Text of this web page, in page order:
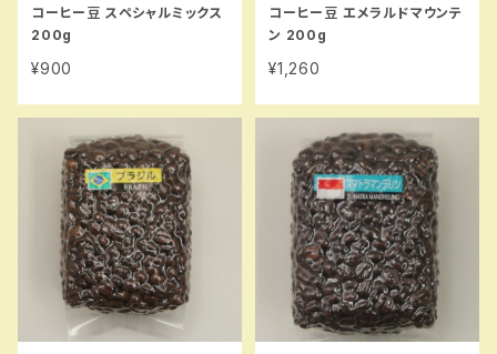
コーヒー豆 スペシャルミックス
200g
¥900
コーヒー豆 エメラルドマウンテ
ン 200g
¥1,260